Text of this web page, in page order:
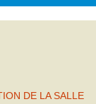
DE LA SALLE